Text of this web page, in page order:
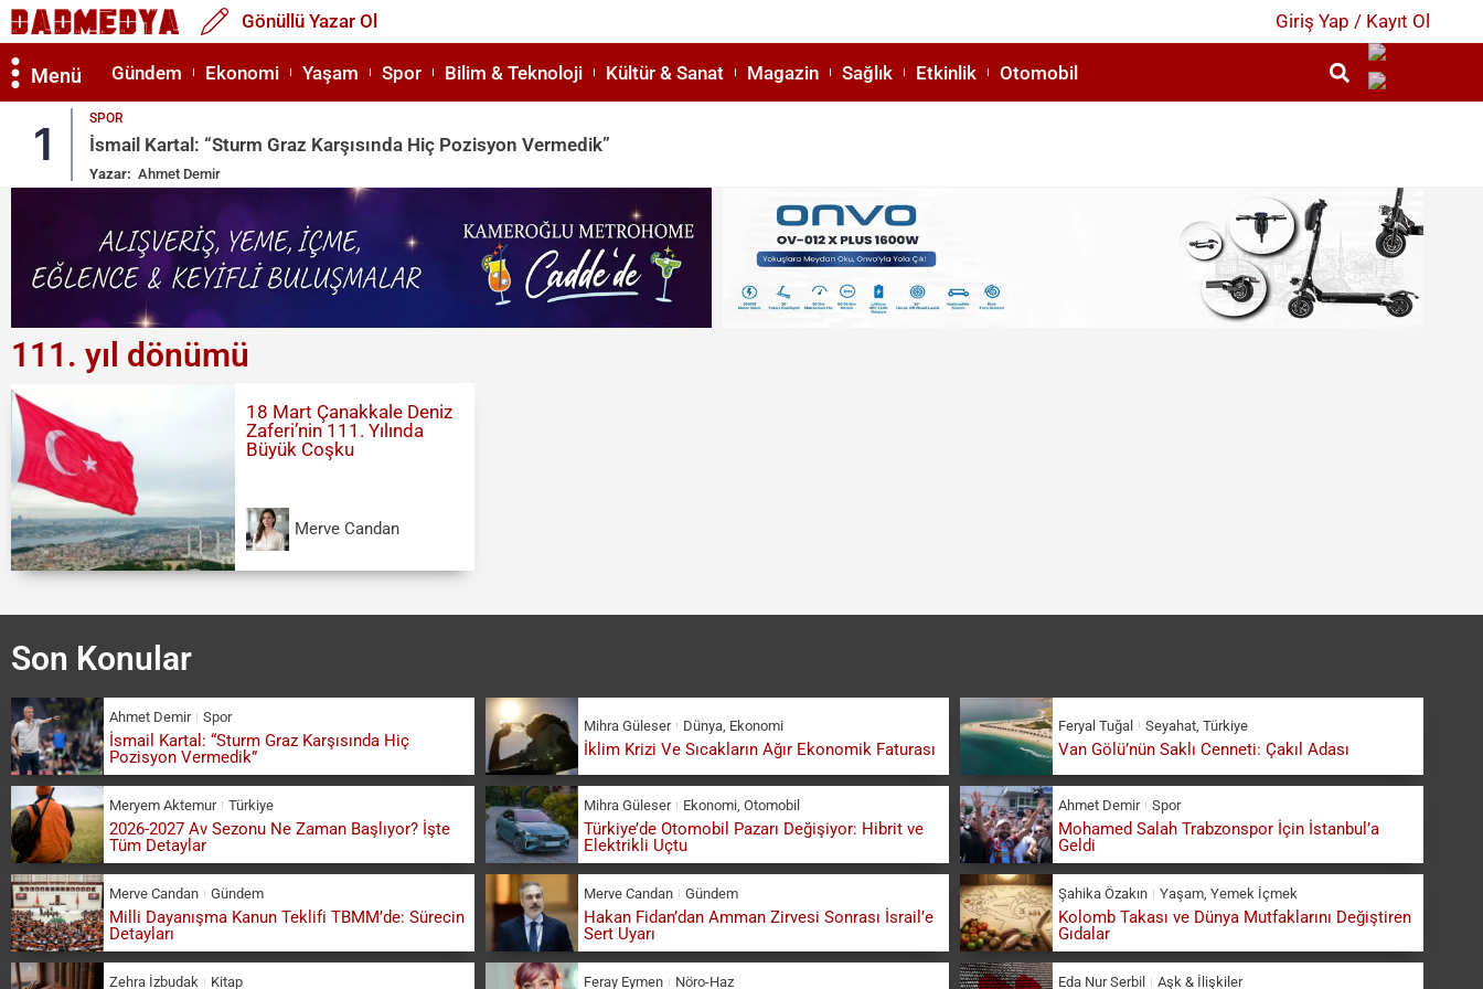
Gönüllü Yazar Ol Giriş Yap / Kayıt Ol
Menü Gündem Ekonomi Yaşam Spor Bilim & Teknoloji Kültür & Sanat Magazin Sağlık Etkinlik Otomobil
1 SPOR
İsmail Kartal: “Sturm Graz Karşısında Hiç Pozisyon Vermedik”
Yazar: Ahmet Demir
111. yıl dönümü
18 Mart Çanakkale Deniz
Zaferi’nin 111. Yılında
Büyük Coşku
Merve Candan
Son Konular
Ahmet Demir Spor
İsmail Kartal: “Sturm Graz Karşısında Hiç
Pozisyon Vermedik”
Mihra Güleser Dünya Ekonomi
İklim Krizi Ve Sıcakların Ağır Ekonomik Faturası
Feryal Tuğal Seyahat Türkiye
Van Gölü’nün Saklı Cenneti: Çakıl Adası
Meryem Aktemur Türkiye
2026-2027 Av Sezonu Ne Zaman Başlıyor? İşte
Tüm Detaylar
Mihra Güleser Ekonomi, Otomobil
Türkiye’de Otomobil Pazarı Değişiyor: Hibrit ve
Elektrikli Uçtu
Ahmet Demir Spor
Mohamed Salah Trabzonspor İçin İstanbul’a
Geldi
Merve Candan Gündem
Milli Dayanışma Kanun Teklifi TBMM’de: Sürecin
Detayları
Merve Candan Gündem
Hakan Fidan’dan Amman Zirvesi Sonrası İsrail’e
Sert Uyarı
Şahika Özakın Yaşam, Yemek İçmek
Kolomb Takası ve Dünya Mutfaklarını Değiştiren
Gıdalar
Zehra İzbudak Kitap Feray Eymen Nöro-Haz Eda Nur Serbil Aşk & İlişkiler